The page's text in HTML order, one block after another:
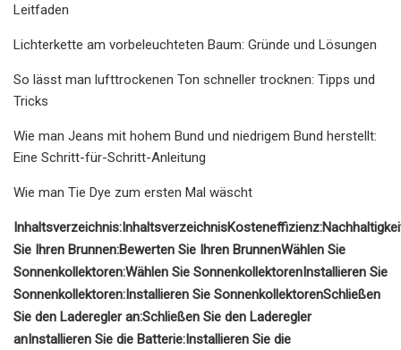
Leitfaden
Lichterkette am vorbeleuchteten Baum: Gründe und Lösungen
So lässt man lufttrockenen Ton schneller trocknen: Tipps und
Tricks
Wie man Jeans mit hohem Bund und niedrigem Bund herstellt:
Eine Schritt-für-Schritt-Anleitung
Wie man Tie Dye zum ersten Mal wäscht
Inhaltsverzeichnis:InhaltsverzeichnisKosteneffizienz:
Sie Ihren Brunnen:Bewerten Sie Ihren BrunnenWählen Sie
Sonnenkollektoren:Wählen Sie SonnenkollektorenInstallieren Sie
Sonnenkollektoren:Installieren Sie SonnenkollektorenSchließen
Sie den Laderegler an:Schließen Sie den Laderegler
anInstallieren Sie die Batterie:Installieren Sie die